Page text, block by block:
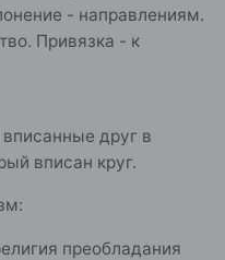
- направлениям.
Привязка - к
друг в
вписан круг.
преобладания